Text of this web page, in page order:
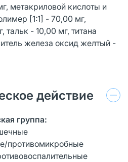
метакриловой кислоты и
[1:1] - 70,00 мг,
тальк - 10,00 мг, титана
железа оксид желтый -
действие
группа:
противомикробные